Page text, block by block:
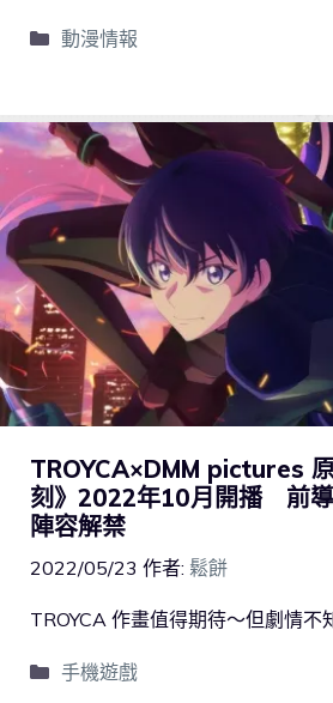
動漫情報
TROYCA×DMM pictures
刻》2022年10月開播 前
陣容解禁
2022/05/23 作者: 鬆餅
TROYCA 作畫值得期待～但劇情不
手機遊戲